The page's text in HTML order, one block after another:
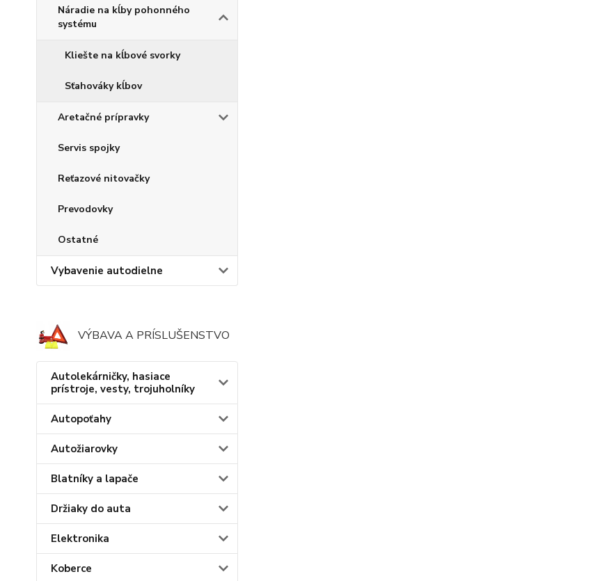
Náradie na kĺby pohonného
systému
Kliešte na kĺbové svorky
Sťahováky kĺbov
Aretačné prípravky
Servis spojky
Reťazové nitovačky
Prevodovky
Ostatné
Vybavenie autodielne
VÝBAVA A PRÍSLUŠENSTVO
Autolekárničky, hasiace
prístroje, vesty, trojuholníky
Autopoťahy
Autožiarovky
Blatníky a lapače
Držiaky do auta
Elektronika
Koberce